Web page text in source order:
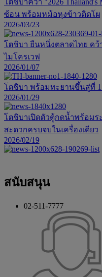
ซ้อน พร้อมหม้อหุงข้าวติดโผ
2026/03/23
โตชิบา ยืนหนึ่งตลาดไทย คว้
ไมโครเวฟ
2026/01/07
โตชิบา พร้อมทะยานขึ้นสู่ที่ 1
2026/01/29
โตชิบาเปิดตัวตู้กดน้ำพร้อม
สะดวกครบจบในเครื่องเดียว
2026/02/19
สนับสนุน
02-511-7777